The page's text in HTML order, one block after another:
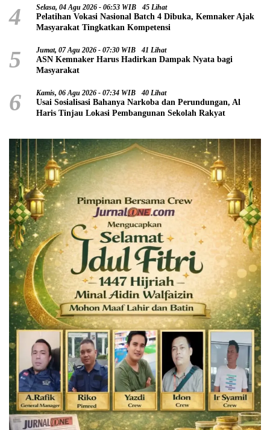
4 Selasa, 04 Agu 2026 - 06:53 WIB 45 Lihat
Pelatihan Vokasi Nasional Batch 4 Dibuka, Kemnaker Ajak
Masyarakat Tingkatkan Kompetensi
5 Jumat, 07 Agu 2026 - 07:30 WIB 41 Lihat
ASN Kemnaker Harus Hadirkan Dampak Nyata bagi
Masyarakat
6 Kamis, 06 Agu 2026 - 07:34 WIB 40 Lihat
Usai Sosialisasi Bahanya Narkoba dan Perundungan, Al
Haris Tinjau Lokasi Pembangunan Sekolah Rakyat